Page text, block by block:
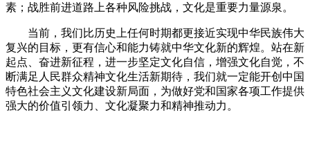
素；战胜前进道路上各种风险挑战，文化是重要力量源泉。
当前，我们比历史上任何时期都更接近实现中华民族伟大
复兴的目标，更有信心和能力铸就中华文化新的辉煌。站在新
起点、奋进新征程，进一步坚定文化自信，增强文化自觉，不
断满足人民群众精神文化生活新期待，我们就一定能开创中国
特色社会主义文化建设新局面，为做好党和国家各项工作提供
强大的价值引领力、文化凝聚力和精神推动力。